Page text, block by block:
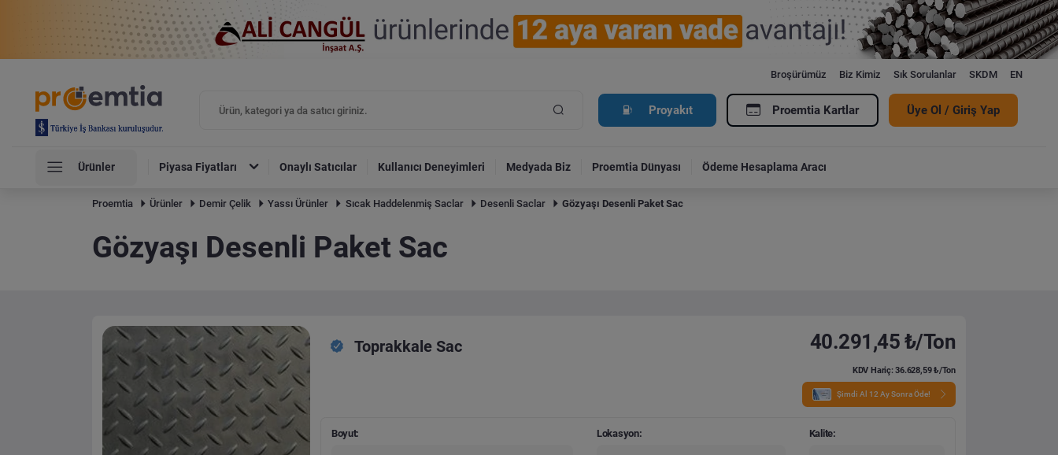
Broşürümüz Biz Kimiz Sık Sorulanlar SKDM EN
Proyakıt Proemtia Kartlar Üye Ol / Giriş Yap
Ürünler Piyasa Fiyatları Onaylı Satıcılar Kullanıcı Deneyimleri Medyada Biz Proemtia Dünyası Ödeme Hesaplama Aracı
Proemtia Ürünler Demir Çelik Yassı Ürünler Sıcak Haddelenmiş Saclar Desenli Saclar Gözyaşı Desenli Paket Sac
Gözyaşı Desenli Paket Sac
Toprakkale Sac 40.291,45 ₺/Ton
KDV Hariç: 36.628,59 ₺/Ton
Şimdi Al 12 Ay Sonra Öde!
Boyut: Lokasyon: Kalite: